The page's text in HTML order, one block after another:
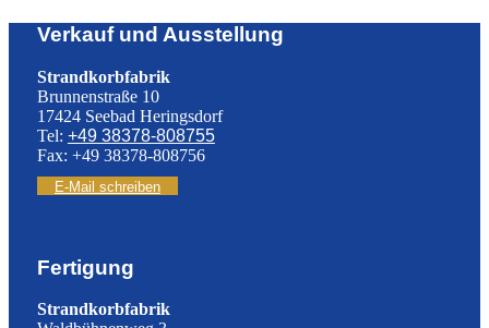
Verkauf und Ausstellung
Strandkorbfabrik
Brunnenstraße 10
17424 Seebad Heringsdorf
Tel: +49 38378-808755
Fax: +49 38378-808756
E-Mail schreiben
Fertigung
Strandkorbfabrik